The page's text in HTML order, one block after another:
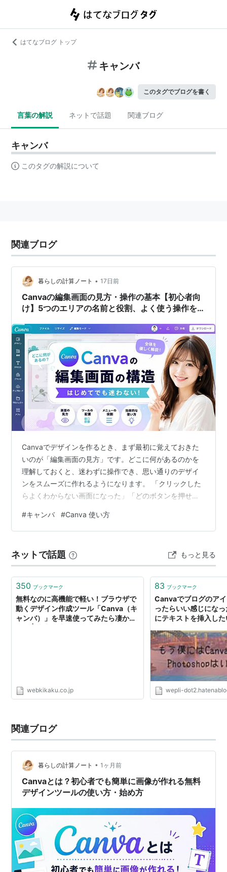
はてなブログ トップ
キャンバ
このタグでブログを書く
言葉の解説 ネットで話題 関連ブログ
キャンバ
このタグの解説について
関連ブログ
暮らしの計算ノート • 17日前
Canvaの編集画面の見方・操作の基本【初心者向
け】5つのエリアの名前と役割、よく使う操作を
Canvaでデザインを作るとき、まず最初に覚えておきた
いのが「編集画面の見方」です。どこに何があるのかを
理解しておくと、迷わずに操作でき、思い通りのデザイ
ンをスムーズに作れるようになります。 「クリックした
らよくわからない画面になった」「どのボタンを押せば
は、編集画面の“地図”を頭に入れておくことが一番の近道
です。 この記事では、Canvaの編集画面の構造と、最初
Canvaの編集画面は「5つのエリア」でできている ①メ
ニューバー——画面の一番上 メニューバーで覚えるべき
3つのポイント ②ツール…
#キャンバ #Canva 使い方
ネットで話題 もっと見る
350 ブックマーク
無料なのに高機能で軽い！ブラウザで
動くデザイン作成ツール「Canva（キ
ャンバ）」を早速使ってみたら凄かっ
webkikaku.co.jp
83 ブックマーク
Canvaでブログのア
ったらいい感じにな
にテキストを挿入し
wepli-
関連ブログ
暮らしの計算ノート • 1ヶ月前
Canvaとは？初心者でも簡単に画像が作れる無料
デザインツールの使い方・始め方